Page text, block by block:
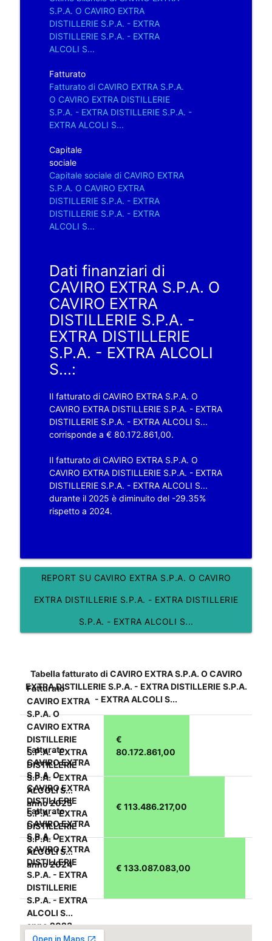
S.P.A. O CAVIRO EXTRA
DISTILLERIE S.P.A. - EXTRA
DISTILLERIE S.P.A. - EXTRA
ALCOLI S...
Fatturato
Fatturato di CAVIRO EXTRA S.P.A.
O CAVIRO EXTRA DISTILLERIE
S.P.A. - EXTRA DISTILLERIE S.P.A. -
EXTRA ALCOLI S...
Capitale
sociale
Capitale sociale di CAVIRO EXTRA
S.P.A. O CAVIRO EXTRA
DISTILLERIE S.P.A. - EXTRA
DISTILLERIE S.P.A. - EXTRA
ALCOLI S...
Dati finanziari di
CAVIRO EXTRA S.P.A. O
CAVIRO EXTRA
DISTILLERIE S.P.A. -
EXTRA DISTILLERIE
S.P.A. - EXTRA ALCOLI
S...:
Il fatturato di CAVIRO EXTRA S.P.A. O
CAVIRO EXTRA DISTILLERIE S.P.A. - EXTRA
DISTILLERIE S.P.A. - EXTRA ALCOLI S...
corrisponde a € 80.172.861,00.
Il fatturato di CAVIRO EXTRA S.P.A. O
CAVIRO EXTRA DISTILLERIE S.P.A. - EXTRA
DISTILLERIE S.P.A. - EXTRA ALCOLI S...
durante il 2025 è diminuito del -29.35%
rispetto a 2024.
REPORT SU CAVIRO EXTRA S.P.A. O CAVIRO
EXTRA DISTILLERIE S.P.A. - EXTRA DISTILLERIE
S.P.A. - EXTRA ALCOLI S...
Tabella fatturato di CAVIRO EXTRA S.P.A. O CAVIRO
EXTRA DISTILLERIE S.P.A. - EXTRA DISTILLERIE S.P.A.
- EXTRA ALCOLI S...
Fatturato
CAVIRO EXTRA
S.P.A. O
CAVIRO EXTRA
DISTILLERIE
S.P.A. - EXTRA
DISTILLERIE
S.P.A. - EXTRA
ALCOLI S...
anno 2025
€
80.172.861,00
Fatturato
CAVIRO EXTRA
S.P.A. O
CAVIRO EXTRA
DISTILLERIE
S.P.A. - EXTRA
DISTILLERIE
S.P.A. - EXTRA
ALCOLI S...
anno 2024
€ 113.486.217,00
Fatturato
CAVIRO EXTRA
S.P.A. O
CAVIRO EXTRA
DISTILLERIE
S.P.A. - EXTRA
DISTILLERIE
S.P.A. - EXTRA
ALCOLI S...
anno 2023
€ 133.087.083,00